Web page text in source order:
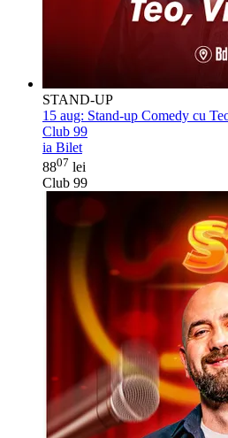
STAND-UP
15 aug: Stand-up Comedy cu
Club 99
ia Bilet
8807 lei
Club 99